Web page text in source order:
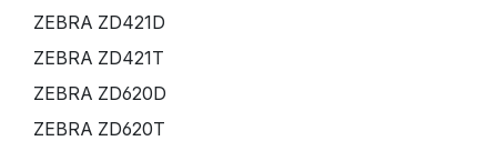
ZEBRA ZD421D
ZEBRA ZD421T
ZEBRA ZD620D
ZEBRA ZD620T